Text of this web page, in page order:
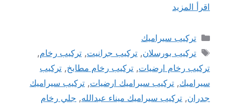
اقرأ المزيد
التصنيفات
تركيب سيراميك
الوسوم
تركيب بورسلان,تركيب جرانيت,تركيب رخام,
تركيب رخام ارضيات, تركيب رخام مطابخ, تركيب
سيراميك, تركيب سيراميك ارضيات, تركيب سيراميك
جدران, تركيب سيراميك ميناء عبدالله, جلي رخام